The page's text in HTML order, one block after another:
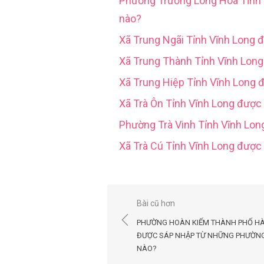
nào?
Xã Trung Ngãi Tỉnh Vĩnh Long
Xã Trung Thành Tỉnh Vĩnh
Xã Trung Hiệp Tỉnh Vĩnh Long
Xã Trà Ôn Tỉnh Vĩnh Long
Phường Trà Vinh Tỉnh Vĩnh
Xã Trà Cú Tỉnh Vĩnh Long
Điều
hướng
viết
Bài cũ hơn
PHƯỜNG HOÀN KIẾM THÀNH PHỐ
ĐƯỢC SÁP NHẬP TỪ NHỮNG
NÀO?